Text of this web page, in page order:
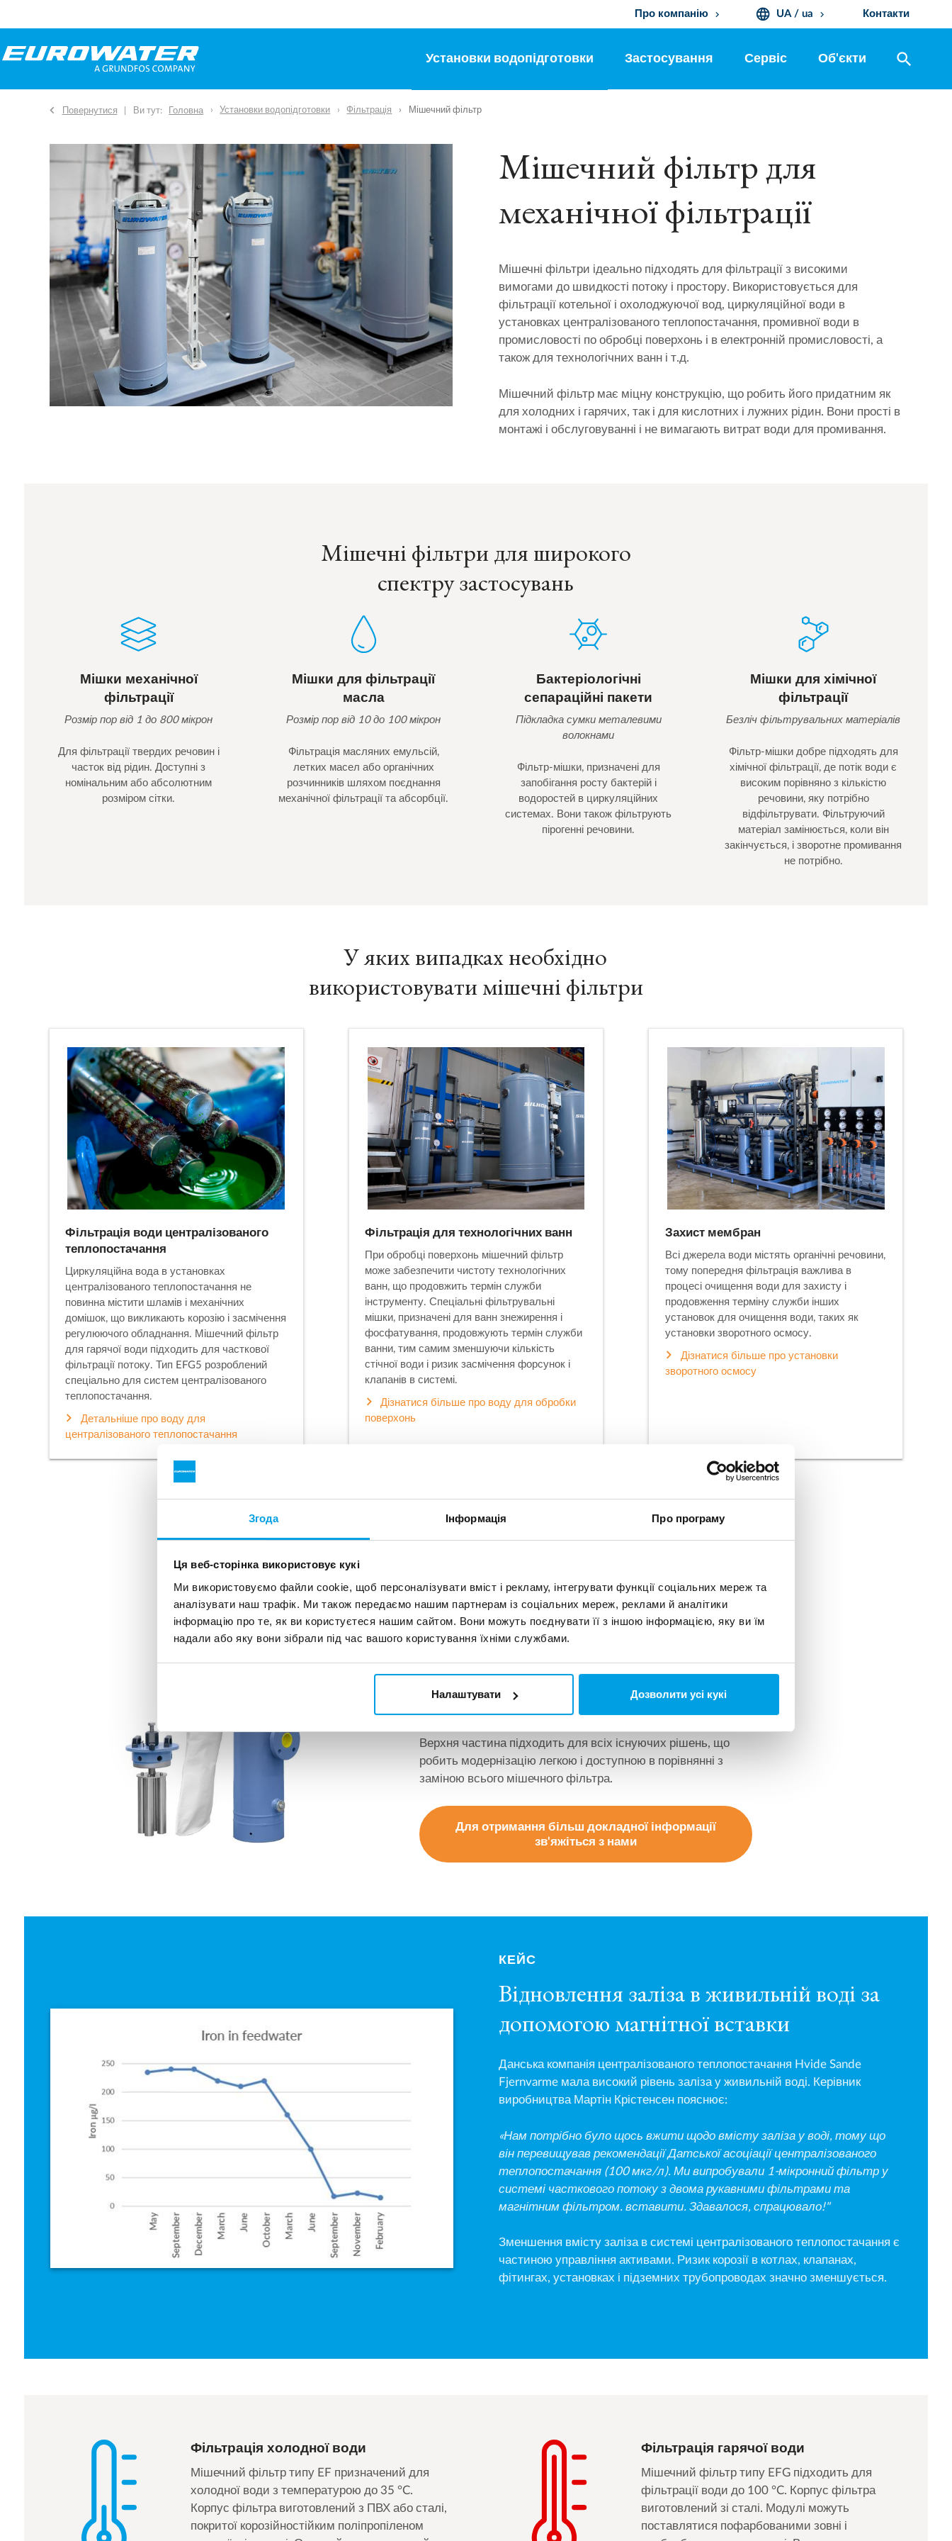
Згода Інформація Про програму
Ця веб-сторінка використовує кукі
Ми використовуємо файли cookie, щоб персоналізувати вміст і рекламу, інтегрувати функції соціальних мереж та
аналізувати наш трафік. Ми також передаємо нашим партнерам із соціальних мереж, реклами й аналітики
інформацію про те, як ви користуєтеся нашим сайтом. Вони можуть поєднувати її з іншою інформацією, яку ви їм
надали або яку вони зібрали під час вашого користування їхніми службами.
Налаштувати Дозволити усі кукі
Про компанію keyboard_arrow_down language UA / ua keyboard_arrow_down Контакти
Установки водопідготовки Застосування Сервіс Об'єкти search
Повернутися Ви тут: Головна Установки водопідготовки Фільтрація Мішечний фільтр
Мішечний фільтр для
механічної фільтрації
Мішечні фільтри ідеально підходять для фільтрації з високими
вимогами до швидкості потоку і простору. Використовується для
фільтрації котельної і охолоджуючої вод, циркуляційної води в
установках централізованого теплопостачання, промивної води в
промисловості по обробці поверхонь і в електронній промисловості, а
також для технологічних ванн і т.д.
Мішечний фільтр має міцну конструкцію, що робить його придатним як
для холодних і гарячих, так і для кислотних і лужних рідин. Вони прості в
монтажі і обслуговуванні і не вимагають витрат води для промивання.
Мішечні фільтри для широкого
спектру застосувань
Мішки механічної
фільтрації
Розмір пор від 1 до 800 мікрон
Для фільтрації твердих речовин і
часток від рідин. Доступні з
номінальним або абсолютним
розміром сітки.
Мішки для фільтрації
масла
Розмір пор від 10 до 100 мікрон
Фільтрація масляних емульсій,
летких масел або органічних
розчинників шляхом поєднання
механічної фільтрації та абсорбції.
Бактеріологічні
сепараційні пакети
Підкладка сумки металевими
волокнами
Фільтр-мішки, призначені для
запобігання росту бактерій і
водоростей в циркуляційних
системах. Вони також фільтрують
пірогенні речовини.
Мішки для хімічної
фільтрації
Безліч фільтрувальних матеріалів
Фільтр-мішки добре підходять для
хімічної фільтрації, де потік води є
високим порівняно з кількістю
речовини, яку потрібно
відфільтрувати. Фільтруючий
матеріал замінюється, коли він
закінчується, і зворотне промивання
не потрібно.
У яких випадках необхідно
використовувати мішечні фільтри
Фільтрація води централізованого
теплопостачання
Циркуляційна вода в установках
централізованого теплопостачання не
повинна містити шламів і механічних
домішок, що викликають корозію і засмічення
регулюючого обладнання. Мішечний фільтр
для гарячої води підходить для часткової
фільтрації потоку. Тип EFG5 розроблений
спеціально для систем централізованого
теплопостачання.
Детальніше про воду для
централізованого теплопостачання
Фільтрація для технологічних ванн
При обробці поверхонь мішечний фільтр
може забезпечити чистоту технологічних
ванн, що продовжить термін служби
інструменту. Спеціальні фільтрувальні
мішки, призначені для ванн знежирення і
фосфатування, продовжують термін служби
ванни, тим самим зменшуючи кількість
стічної води і ризик засмічення форсунок і
клапанів в системі.
Дізнатися більше про воду для обробки
поверхонь
Захист мембран
Всі джерела води містять органічні речовини,
тому попередня фільтрація важлива в
процесі очищення води для захисту і
продовження терміну служби інших
установок для очищення води, таких як
установки зворотного осмосу.
Дізнатися більше про установки
зворотного осмосу
Оптимальна фільтрація з
магнітною вставкою
магнітних частинок, зазвичай не утримуваних
фільтрувальним мішком. Таким чином, мішечний фільтр з
Верхня частина підходить для всіх існуючих рішень, що
робить модернізацію легкою і доступною в порівнянні з
заміною всього мішечного фільтра.
Для отримання більш докладної інформації
зв'яжіться з нами
КЕЙС
Відновлення заліза в живильній воді за
допомогою магнітної вставки
Данська компанія централізованого теплопостачання Hvide Sande
Fjernvarme мала високий рівень заліза у живильній воді. Керівник
виробництва Мартін Крістенсен пояснює:
«Нам потрібно було щось вжити щодо вмісту заліза у воді, тому що
він перевищував рекомендації Датської асоціації централізованого
теплопостачання (100 мкг/л). Ми випробували 1-мікронний фільтр у
системі часткового потоку з двома рукавними фільтрами та
магнітним фільтром. вставити. Здавалося, спрацювало!"
Зменшення вмісту заліза в системі централізованого теплопостачання є
частиною управління активами. Ризик корозії в котлах, клапанах,
фітингах, установках і підземних трубопроводах значно зменшується.
Фільтрація холодної води
Мішечний фільтр типу EF призначений для
холодної води з температурою до 35 °C.
Корпус фільтра виготовлений з ПВХ або сталі,
покритої корозійностійким поліпропіленом
Фільтрація гарячої води
Мішечний фільтр типу EFG підходить для
фільтрації води до 100 °C. Корпус фільтра
виготовлений зі сталі. Модулі можуть
поставлятися пофарбованими зовні і